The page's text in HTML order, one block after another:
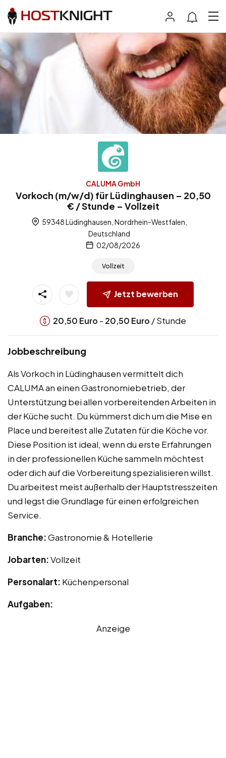
CALUMA GmbH
Vorkoch (m/w/d) für Lüdinghausen – 20,50
€ / Stunde – Vollzeit
59348 Lüdinghausen, Nordrhein-Westfalen,
Deutschland
02/08/2026
Vollzeit
Jetzt bewerben
20,50 Euro - 20,50 Euro / Stunde
Jobbeschreibung
Als Vorkoch in Lüdinghausen vermittelt dich
CALUMA an einen Gastronomiebetrieb, der
Unterstützung bei allen vorbereitenden Arbeiten in
der Küche sucht. Du kümmerst dich um die Mise en
Place und bereitest alle Zutaten für die Köche vor.
Diese Position ist ideal, wenn du erste Erfahrungen
in der professionellen Küche sammeln möchtest
oder dich auf die Vorbereitung spezialisieren willst.
Du arbeitest meist außerhalb der Hauptstresszeiten
und legst die Grundlage für einen erfolgreichen
Service.
Branche:Gastronomie & Hotellerie
Jobarten:Vollzeit
Personalart: Küchenpersonal
Aufgaben:
Anzeige